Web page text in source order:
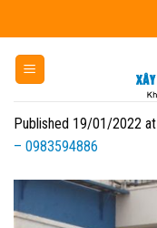
to
content
Published 19/01/2022 at
– 0983594886